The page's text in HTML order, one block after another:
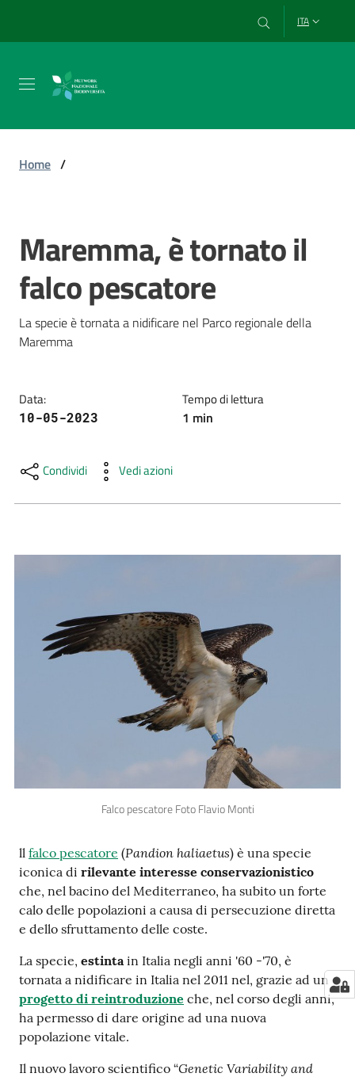
ITA
Chi
usa
dati
Strumenti
Science
formazione
ambientale
Monitoraggio
SNB2030
Scrivici
Seguici
su
Home /
Salta al contenuto
Maremma, è tornato il
falco pescatore
La specie è tornata a nidificare nel Parco regionale della
Maremma
Data:
10-05-2023
Tempo di lettura
1 min
Condividi Vedi azioni
Falco pescatore Foto Flavio Monti
ll falco pescatore (Pandion haliaetus) è una specie
iconica di rilevante interesse conservazionistico
che, nel bacino del Mediterraneo, ha subito un forte
calo delle popolazioni a causa di persecuzione diretta
e dello sfruttamento delle coste.
La specie, estinta in Italia negli anni '60 -'70, è
tornata a nidificare in Italia nel 2011 nel, grazie ad un
progetto di reintroduzione che, nel corso degli anni,
ha permesso di dare origine ad una nuova
popolazione vitale.
Il nuovo lavoro scientifico “Genetic Variability and